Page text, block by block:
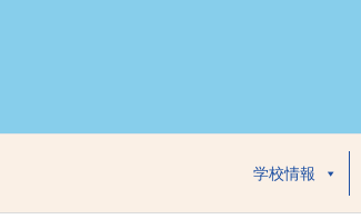
キ
学校情報